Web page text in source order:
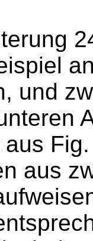
und
aus